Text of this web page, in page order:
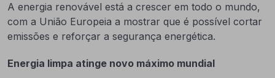
A energia renovável está a crescer em todo o mundo,
com a União Europeia a mostrar que é possível cortar
emissões e reforçar a segurança energética.
Energia limpa atinge novo máximo mundial